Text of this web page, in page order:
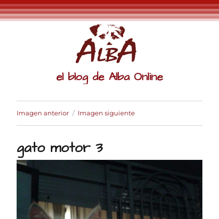
el blog de Alba Online
Imagen anterior Imagen siguiente
gato motor 3